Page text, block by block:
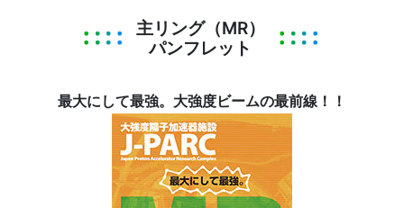
主リング（MR）
パンフレット
最大にして最強。大強度ビームの最前線！！